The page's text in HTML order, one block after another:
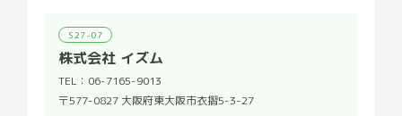
S27-07
株式会社 イズム
TEL： 06-7165-9013
〒577-0827 大阪府東大阪市衣摺5-3-27